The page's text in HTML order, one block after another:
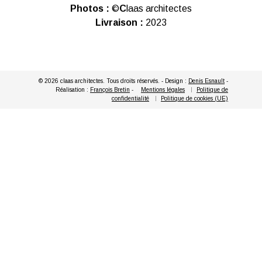
Photos : ©Claas architectes
Livraison : 2023
© 2026 claas architectes. Tous droits réservés. - Design : Denis Esnault -
Réalisation : François Bretin - Mentions légales
Politique de
confidentialité
Politique de cookies (UE)